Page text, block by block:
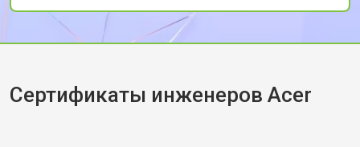
обслуживания.
Сертификаты инженеров Acer